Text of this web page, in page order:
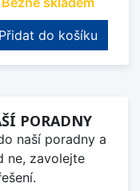
Přidat do košíku
PORADNY
naší poradny a
ne, zavolejte